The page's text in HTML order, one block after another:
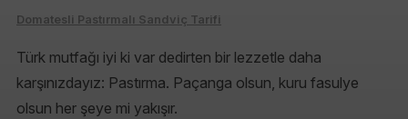
Domatesli Pastırmalı Sandviç Tarifi
Türk mutfağı iyi ki var dedirten bir lezzetle daha
karşınızdayız: Pastırma. Paçanga olsun, kuru fasulye
olsun her şeye mi yakışır.